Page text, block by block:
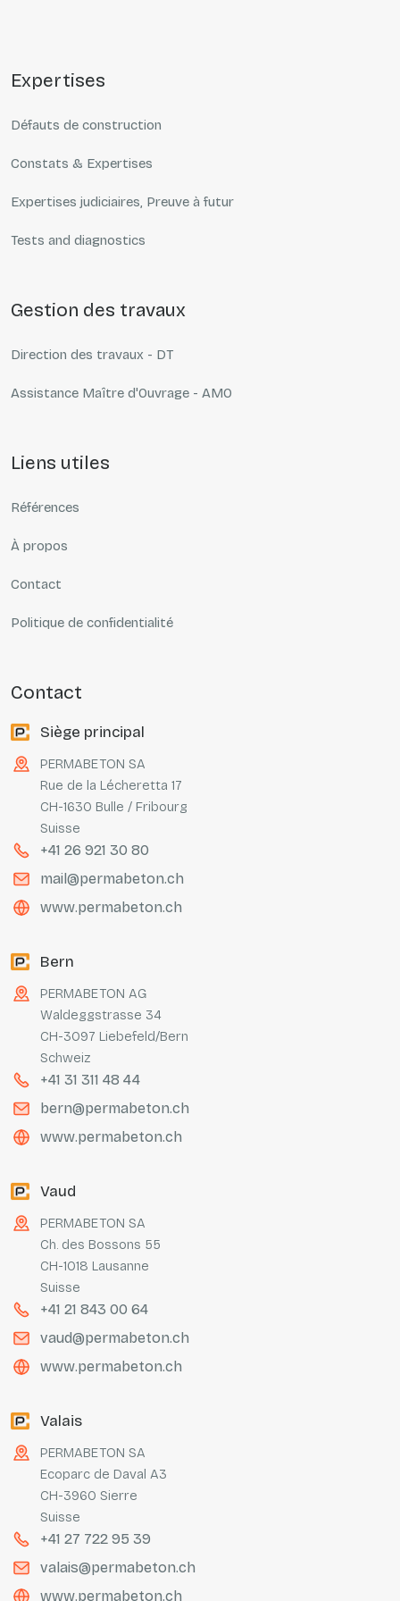
expertises
Défauts de construction
Constats & Expertises
Expertises judiciaires, Preuve à futur
Tests and diagnostics
gestion des travaux
Direction des travaux - DT
Assistance Maître d'Ouvrage - AMO
liens utiles
Références
À propos
Contact
Politique de confidentialité
contact
Siège principal
PERMABETON SA
Rue de la Lécheretta 17
CH-1630 Bulle / Fribourg
Suisse
+41 26 921 30 80
mail@permabeton.ch
www.permabeton.ch
Bern
PERMABETON AG
Waldeggstrasse 34
CH-3097 Liebefeld/Bern
Schweiz
+41 31 311 48 44
bern@permabeton.ch
www.permabeton.ch
Vaud
PERMABETON SA
Ch. des Bossons 55
CH-1018 Lausanne
Suisse
+41 21 843 00 64
vaud@permabeton.ch
www.permabeton.ch
Valais
PERMABETON SA
Ecoparc de Daval A3
CH-3960 Sierre
Suisse
+41 27 722 95 39
valais@permabeton.ch
www.permabeton.ch